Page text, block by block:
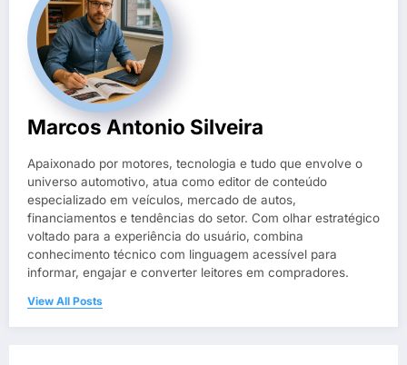
Marcos Antonio Silveira
Apaixonado por motores, tecnologia e tudo que envolve o
universo automotivo, atua como editor de conteúdo
especializado em veículos, mercado de autos,
financiamentos e tendências do setor. Com olhar estratégico
voltado para a experiência do usuário, combina
conhecimento técnico com linguagem acessível para
informar, engajar e converter leitores em compradores.
View All Posts